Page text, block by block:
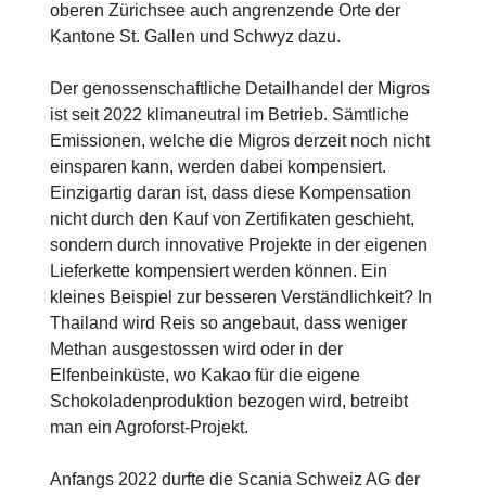
oberen Zürichsee auch angrenzende Orte der
Kantone St. Gallen und Schwyz dazu.
Der genossenschaftliche Detailhandel der Migros
ist seit 2022 klimaneutral im Betrieb. Sämtliche
Emissionen, welche die Migros derzeit noch nicht
einsparen kann, werden dabei kompensiert.
Einzigartig daran ist, dass diese Kompensation
nicht durch den Kauf von Zertifikaten geschieht,
sondern durch innovative Projekte in der eigenen
Lieferkette kompensiert werden können. Ein
kleines Beispiel zur besseren Verständlichkeit? In
Thailand wird Reis so angebaut, dass weniger
Methan ausgestossen wird oder in der
Elfenbeinküste, wo Kakao für die eigene
Schokoladenproduktion bezogen wird, betreibt
man ein Agroforst-Projekt.
Anfangs 2022 durfte die Scania Schweiz AG der